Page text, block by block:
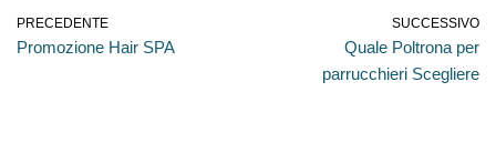
PRECEDENTE
Promozione Hair SPA
SUCCESSIVO
Quale Poltrona per
parrucchieri Scegliere